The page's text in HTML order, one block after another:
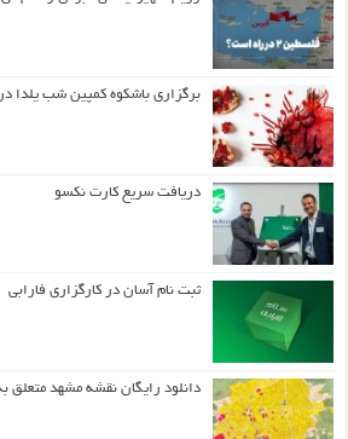
برگزاری باشکوه کمپین شب یلدا
دریافت سریع کارت نکسو
ثبت نام آسان در کارگزاری فارابی
دانلود رایگان نقشه مشهد متعلق به